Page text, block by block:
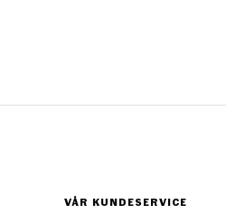
VÅR KUNDESERVICE